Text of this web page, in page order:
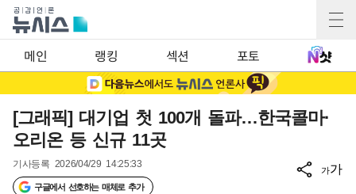
메인 랭킹 섹션 포토
[그래픽] 대기업 첫 100개 돌파…한국콜마·
오리온 등 신규 11곳
기사등록 2026/04/29 14:25:33
구글에서 선호하는 매체로 추가
가가